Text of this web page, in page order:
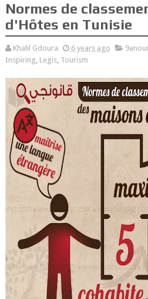
Normes de
d'Hôtes en Tunisie
Khalil Gdoura 6 years ago
Inspiring, Legis, Tourism